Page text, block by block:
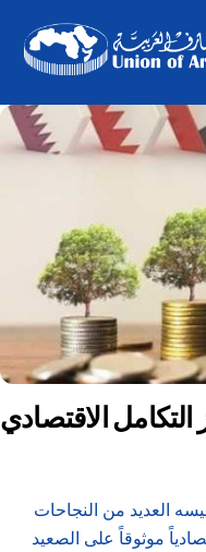
content
الاقتصادي
العديد من النجاحات
موثوقاً على الصعيد